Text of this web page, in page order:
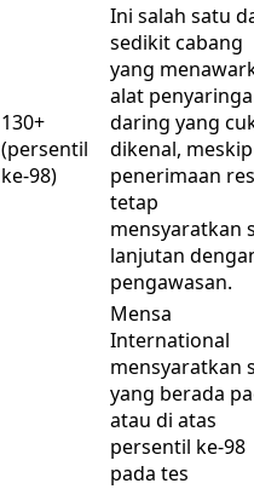
130+
(persentil
ke-98)
Ini salah satu
sedikit cabang
yang
alat
daring yang
dikenal,
penerimaan
tetap
mensyaratkan
lanjutan
pengawasan.
Mensa
International
mensyaratkan
yang berada
atau di atas
persentil ke-98
pada tes